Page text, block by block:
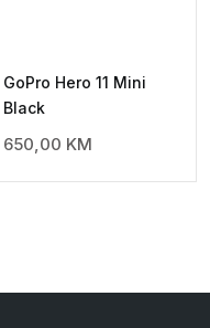
GoPro Hero 11 Mini
Black
650,00 KM